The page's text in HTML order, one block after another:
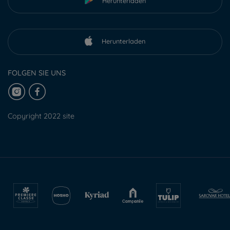
Herunterladen
FOLGEN SIE UNS
Copyright 2022 site